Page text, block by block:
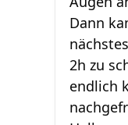
Dann
2h zu
endlich